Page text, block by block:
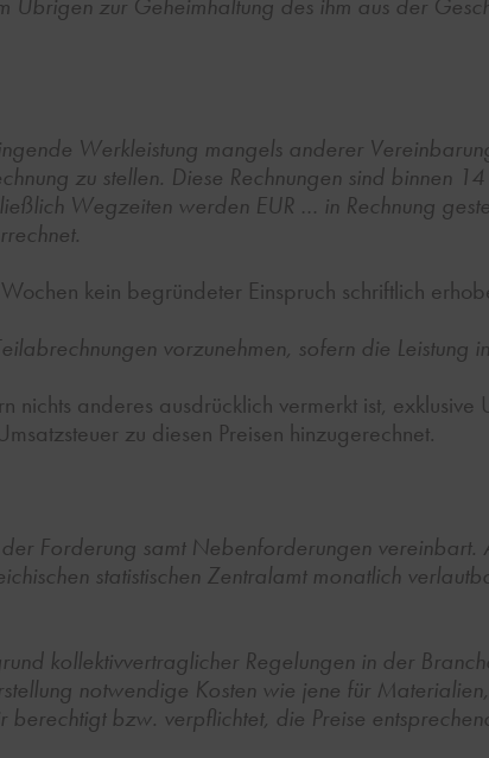
Werkleistung mangels anderer
zu stellen. Diese Rechnungen sind binnen
Wegzeiten werden EUR … in Rechnung
kein begründeter Einspruch schriftlich
vorzunehmen, sofern die Leistung
nichts anderes ausdrücklich vermerkt ist, exklusive
zu diesen Preisen hinzugerechnet.
Forderung samt Nebenforderungen
statistischen Zentralamt monatlich
kollektivvertraglicher Regelungen in der
notwendige Kosten wie jene für
bzw. verpflichtet, die Preise